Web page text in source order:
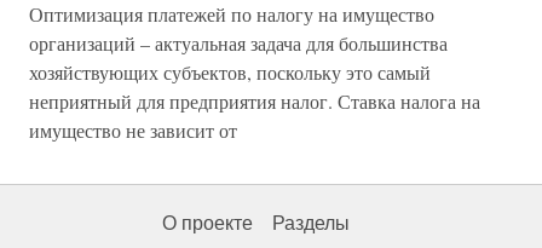
Оптимизация платежей по налогу на имущество
организаций – актуальная задача для большинства
хозяйствующих субъектов, поскольку это самый
неприятный для предприятия налог. Ставка налога на
имущество не зависит от
О проекте Разделы